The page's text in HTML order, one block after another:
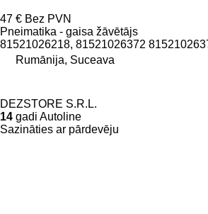
47 € Bez PVN
Pneimatika - gaisa žāvētājs
81521026218, 81521026372
Rumānija, Suceava
DEZSTORE S.R.L.
14 gadi Autoline
Sazināties ar pārdevēju